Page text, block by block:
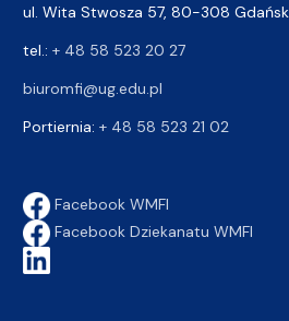
ul. Wita Stwosza 57, 80-308 Gdańsk
tel.: + 48 58 523 20 27
biuromfi@ug.edu.pl
Portiernia: + 48 58 523 21 02
Facebook WMFI
Facebook Dziekanatu WMFI